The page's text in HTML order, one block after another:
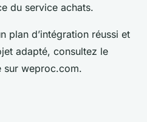
du service achats.
plan d’intégration réussi et
adapté, consultez le
sur weproc.com.